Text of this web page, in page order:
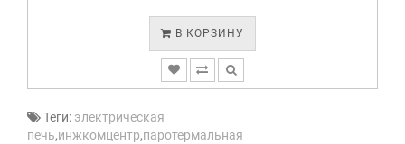
В КОРЗИНУ
Теги: электрическая
печь,инжкомцентр,паротермальная